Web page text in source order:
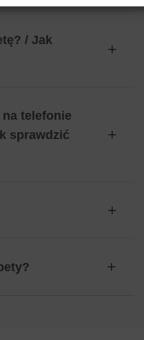
/ Jak
telefonie
sprawdzić